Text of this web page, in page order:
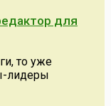
для
то уже
лидеры